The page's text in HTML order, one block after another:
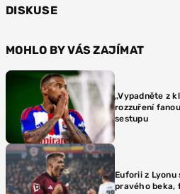
DISKUSE
MOHLO BY VÁS ZAJÍMAT
„Vypadněte z
rozzuření
sestupu
Euforii z
pravého beka,